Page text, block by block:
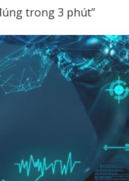
trong 3 phút”